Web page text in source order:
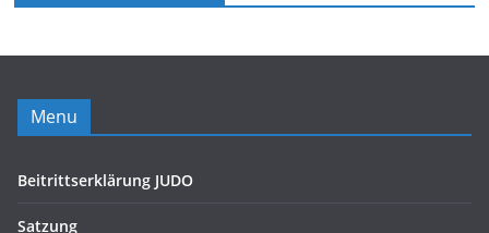
Menu
Beitrittserklärung JUDO
Satzung